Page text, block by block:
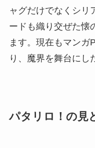
ャグだけでなくシリ
ードも織り交ぜた懐
ます。現在もマンガ
り、魔界を舞台にし
パタリロ！の見